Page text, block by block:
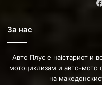
За нас
Авто Плус е наістариот и
мотоциклизам и авто-мото
на